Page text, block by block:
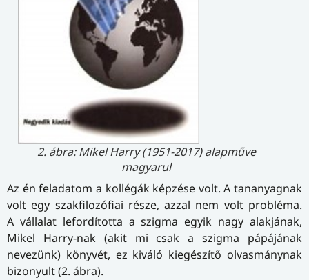
2. ábra: Mikel Harry (1951-2017) alapműve
magyarul
Az én feladatom a kollégák képzése volt. A tananyagnak
volt egy szakfilozófiai része, azzal nem volt probléma.
A vállalat lefor­dí­tot­ta a szigma egyik nagy alakjának,
Mikel Harry-nak (akit mi csak a szigma pápájának
nevezünk) könyvét, ez kiváló kiegészítő olvasmánynak
bizonyult (2. ábra).